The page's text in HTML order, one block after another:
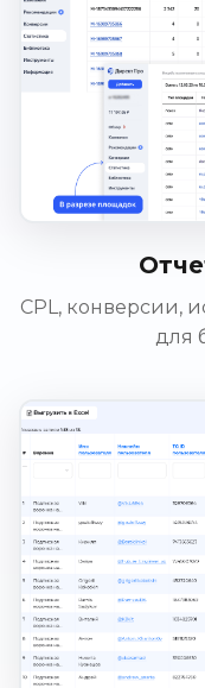
CPL, конверсии,
для